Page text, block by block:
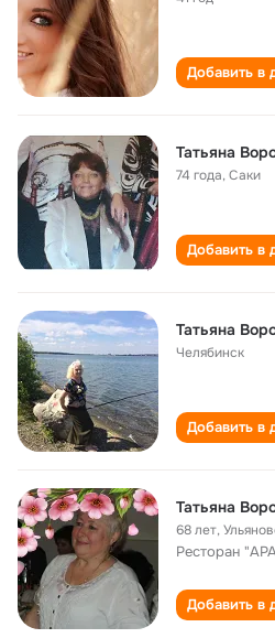
Добавить в
Татьяна
74 года,Саки
Добавить в
Татьяна
Челябинск
Добавить в
Татьяна
68 лет,
Ресторан
Добавить в